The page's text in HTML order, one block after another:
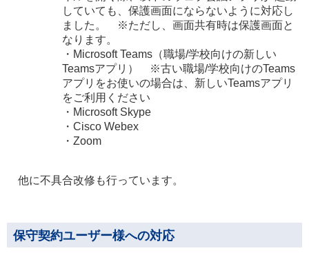
していても、保護画面にならないように対応し
ました。 ※ただし、画面共有時は保護画面と
なります。
・Microsoft Teams（職場/学校向けの新しい
Teamsアプリ） ※古い職場/学校向けのTeams
アプリをお使いの場合は、新しいTeamsアプリ
をご利用ください
・Microsoft Skype
・Cisco Webex
・Zoom
他に不具合改修も行っています。
保守契約ユーザー様への対応